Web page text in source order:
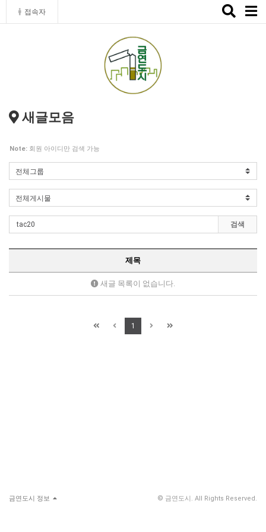
접속자
Toggle
새글모음
Note: 회원 아이디만 검색 가능
검색
제목
새글 목록이 없습니다.
1
금연도시 정보 © 금연도시. All Rights Reserved.